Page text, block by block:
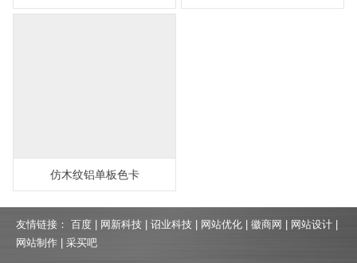
仿木纹铝单板色卡
友情链接： 百度 | 网新科技 | 诏业科技 | 网站优化 | 徽商网 | 网站设计 |
网站制作 | 采买吧